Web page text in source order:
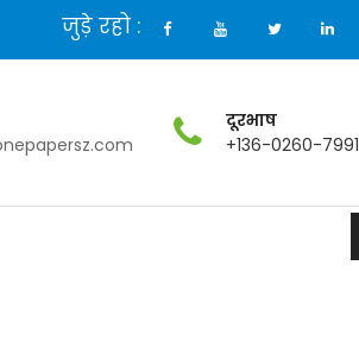
जुड़े रहो :
दूरभाष
+136-0260-7991